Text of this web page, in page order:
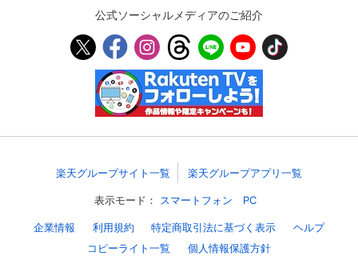
す。
メルマガの配信停止、配信先のメールアド
レスの変更が可能です。
定額見放題コンテンツの解約はこちらから
可能です。
ログアウト
公式ソーシャルメディアのご紹介
楽天グループサイト一覧 楽天グループアプリ一覧
表示モード： スマートフォン PC
企業情報 利用規約 特定商取引法に基づく表示
ヘルプ
コピーライト一覧
個人情報保護方針